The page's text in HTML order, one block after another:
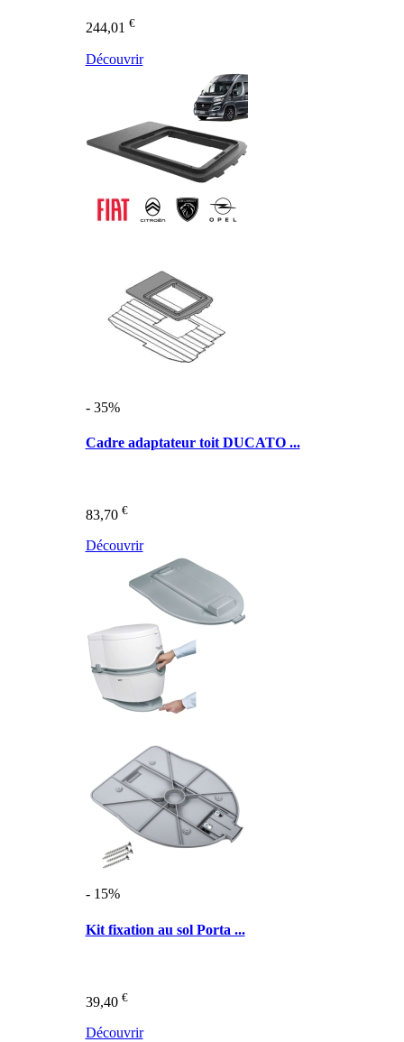
244,01 €
Découvrir
- 35%
Cadre adaptateur toit DUCATO ...
83,70 €
Découvrir
- 15%
Kit fixation au sol Porta ...
39,40 €
Découvrir